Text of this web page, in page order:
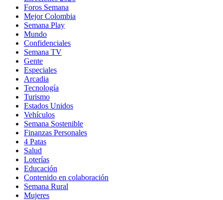
Foros Semana
Mejor Colombia
Semana Play
Mundo
Confidenciales
Semana TV
Gente
Especiales
Arcadia
Tecnología
Turismo
Estados Unidos
Vehículos
Semana Sostenible
Finanzas Personales
4 Patas
Salud
Loterías
Educación
Contenido en colaboración
Semana Rural
Mujeres